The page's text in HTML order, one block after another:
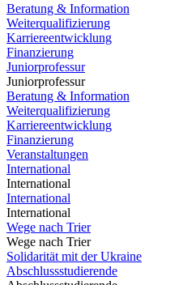
Beratung & Information
Weiterqualifizierung
Karriereentwicklung
Finanzierung
Juniorprofessur
Juniorprofessur
Beratung & Information
Weiterqualifizierung
Karriereentwicklung
Finanzierung
Veranstaltungen
International
International
International
International
Wege nach Trier
Wege nach Trier
Solidarität mit der Ukraine
Abschlussstudierende